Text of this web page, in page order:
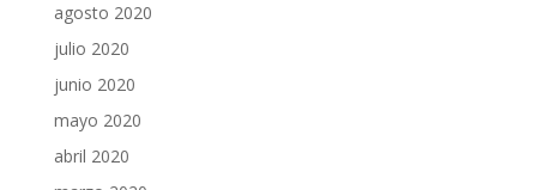
agosto 2020
julio 2020
junio 2020
mayo 2020
abril 2020